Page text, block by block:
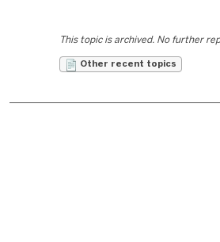
This topic is archived. No further
Other recent topics